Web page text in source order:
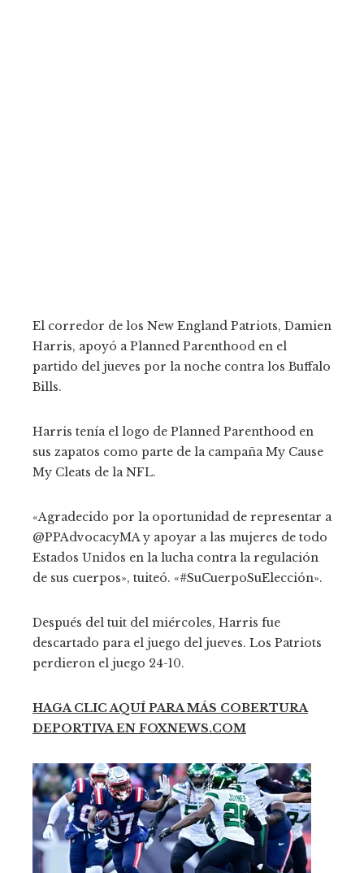
El corredor de los New England Patriots, Damien
Harris, apoyó a Planned Parenthood en el
partido del jueves por la noche contra los Buffalo
Bills.
Harris tenía el logo de Planned Parenthood en
sus zapatos como parte de la campaña My Cause
My Cleats de la NFL.
«Agradecido por la oportunidad de representar a
@PPAdvocacyMA y apoyar a las mujeres de todo
Estados Unidos en la lucha contra la regulación
de sus cuerpos», tuiteó. «#SuCuerpoSuElección».
Después del tuit del miércoles, Harris fue
descartado para el juego del jueves. Los Patriots
perdieron el juego 24-10.
HAGA CLIC AQUÍ PARA MÁS COBERTURA
DEPORTIVA EN FOXNEWS.COM